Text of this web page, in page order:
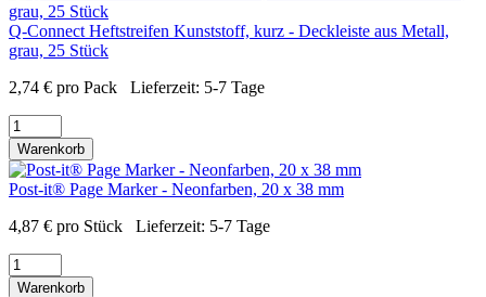
Q-Connect Heftstreifen Kunststoff, kurz - Deckleiste aus Metall,
grau, 25 Stück
2,74 € pro Pack Lieferzeit: 5-7 Tage
Warenkorb
Post-it® Page Marker - Neonfarben, 20 x 38 mm
4,87 € pro Stück Lieferzeit: 5-7 Tage
Warenkorb